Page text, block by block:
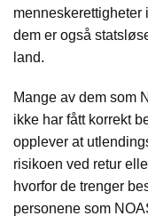
menneskerettigheter
dem er også
land.
Mange av dem som
ikke har fått korrekt
opplever at
risikoen ved retur
hvorfor de trenger
personene som